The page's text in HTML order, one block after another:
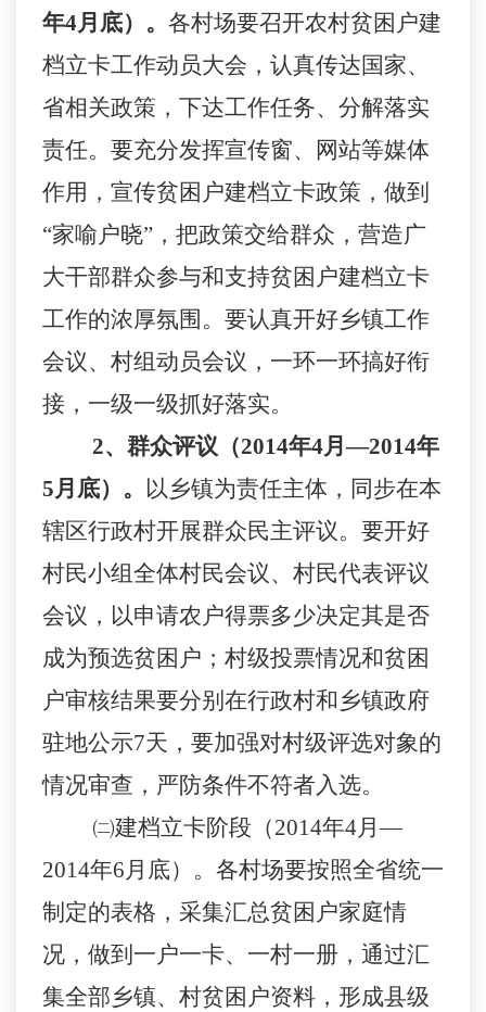
年4月底）。 各村场要召开农村贫困户建
档立卡工作动员大会，认真传达国家、
省相关政策，下达工作任务、分解落实
责任。要充分发挥宣传窗、网站等媒体
作用，宣传贫困户建档立卡政策，做到
“家喻户晓”，把政策交给群众，营造广
大干部群众参与和支持贫困户建档立卡
工作的浓厚氛围。要认真开好乡镇工作
会议、村组动员会议，一环一环搞好衔
接，一级一级抓好落实。
2、群众评议（2014年4月—2014年
5月底）。
以乡镇为责任主体，同步在本
辖区行政村开展群众民主评议。要开好
村民小组全体村民会议、村民代表评议
会议，以申请农户得票多少决定其是否
成为预选贫困户；村级投票情况和贫困
户审核结果要分别在行政村和乡镇政府
驻地公示7天，要加强对村级评选对象的
情况审查，严防条件不符者入选。
㈡建档立卡阶段（2014年4月—
2014年6月底）。 各村场要按照全省统一
制定的表格，采集汇总贫困户家庭情
况，做到一户一卡、一村一册，通过汇
集全部乡镇、村贫困户资料，形成县级